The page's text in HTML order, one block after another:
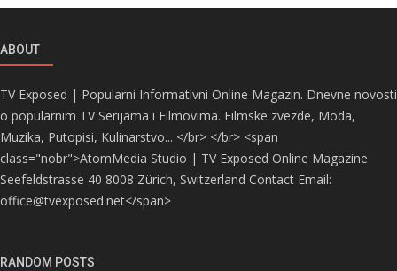
ABOUT
TV Exposed | Popularni Informativni Online Magazin. Dnevne novosti
o popularnim TV Serijama i Filmovima. Filmske zvezde, Moda,
Muzika, Putopisi, Kulinarstvo... </br> </br> <span
class="nobr">AtomMedia Studio | TV Exposed Online Magazine
Seefeldstrasse 40 8008 Zürich, Switzerland Contact Email:
office@tvexposed.net</span>
RANDOM POSTS